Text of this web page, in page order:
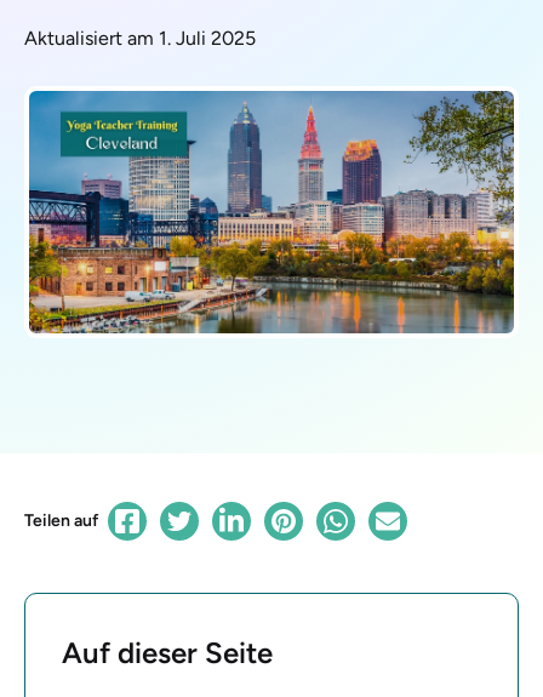
Aktualisiert am 1. Juli 2025
Teilen auf
Auf dieser Seite